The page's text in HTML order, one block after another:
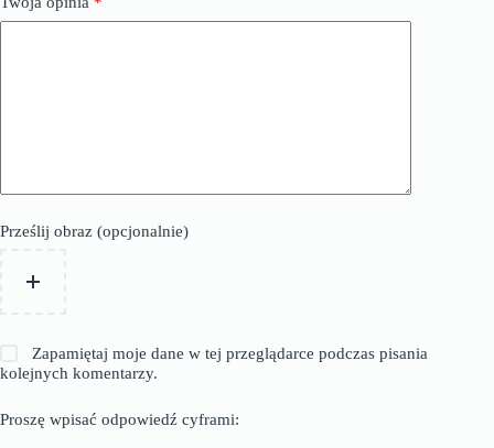
Prześlij obraz (opcjonalnie)
Zapamiętaj moje dane w tej przeglądarce podczas pisania
kolejnych komentarzy.
Proszę wpisać odpowiedź cyframi: